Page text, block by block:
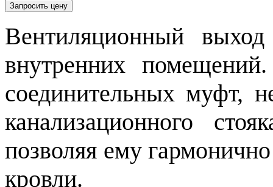
Запросить цену
Вентиляционный
внутренних
соединительных муфт,
канализационного
позволяя ему
кровли.